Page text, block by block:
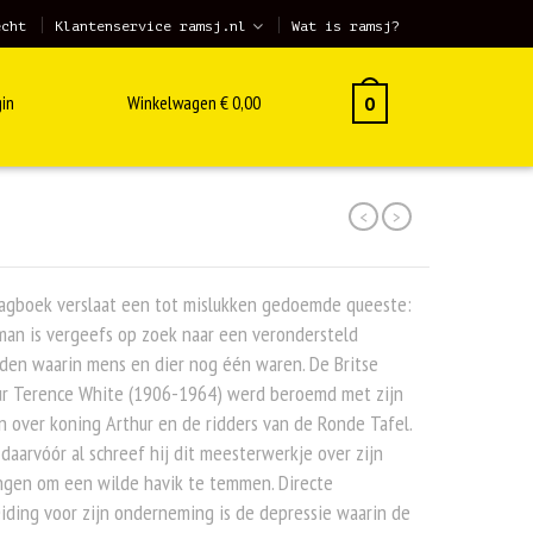
Klantenservice ramsj.nl Wat is ramsj?
Winkelwagen €0,00 0
< >
verslaat een tot mislukken gedoemde queeste:
is vergeefs op zoek naar een verondersteld
waarin mens en dier nog één waren. De Britse
Terence White (1906-1964) werd beroemd met zijn
over koning Arthur en de ridders van de Ronde Tafel.
al schreef hij dit meesterwerkje over zijn
om een wilde havik te temmen. Directe
voor zijn onderneming is de depressie waarin de